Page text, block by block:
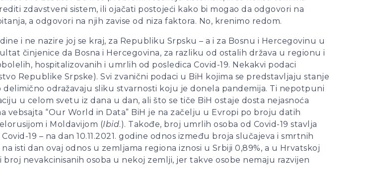
zdavstveni sistem, ili ojačati postojeći kako bi mogao da odgovori na
a odgovori na njih zavise od niza faktora. No, krenimo redom.
i ne nazire joj se kraj, za Republiku Srpsku – a i za Bosnu i Hercegovinu u
činjenice da Bosna i Hercegovina, za razliku od ostalih država u regionu i
hospitalizovanih i umrlih od posledica Covid-19. Nekakvi podaci
Republike Srpske). Svi zvanični podaci u BiH kojima se predstavljaju stanje
odražavaju sliku stvarnosti koju je donela pandemija. Ti nepotpuni
u celom svetu iz dana u dan, ali što se tiče BiH ostaje dosta nejasnoća
“Our World in Data” BiH je na začelju u Evropi po broju datih
i Moldavijom (Ibid.). Takođe, broj umrlih osoba od Covid-19 stavlja
19 – na dan 10.11.2021. godine odnos između broja slučajeva i smrtnih
na isti dan ovaj odnos u zemljama regiona iznosi u Srbiji 0,89%, a u Hrvatskoj
nevakcinisanih osoba u nekoj zemlji, jer takve osobe nemaju razvijen